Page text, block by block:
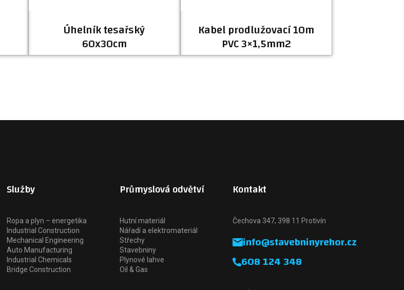
Úhelník tesařský
60x30cm
Kabel prodlužovací 10m
PVC 3×1,5mm2
Služby
Ropa a plyn – energetika
Industrial Construction
Mechanical Engineering
Auto Manufacturing
Industrial Chemicals
Bridge Construction
Průmyslová odvětví
Hutní materiál
Nářadí a elektromateriál
Střechy
Stavebniny
Plynové lahve
Oil & Gas
Kontakt
Čechova 347, 398 11 Protivín
info@stavebninyrehor.cz
608 124 348